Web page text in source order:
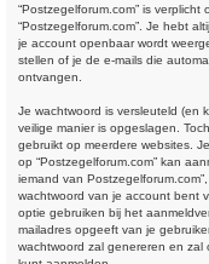
“Postzegelforum.com” is
“Postzegelforum.com”. Je hebt
je account openbaar wordt
stellen of je de e-mails die
ontvangen.
Je wachtwoord is versleuteld (en
veilige manier is opgeslagen.
gebruikt op meerdere websites.
op “Postzegelforum.com” kan
iemand van
wachtwoord van je account bent
optie gebruiken bij het
mailadres opgeeft van je
wachtwoord zal genereren en